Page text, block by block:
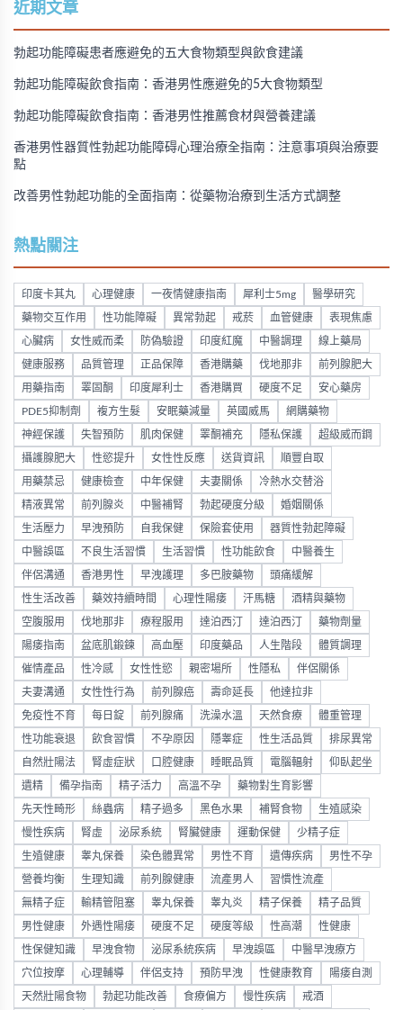
近期文章
勃起功能障礙患者應避免的五大食物類型與飲食建議
勃起功能障礙飲食指南：香港男性應避免的5大食物類型
勃起功能障礙飲食指南：香港男性推薦食材與營養建議
香港男性器質性勃起功能障碍心理治療全指南：注意事項與治療要
點
改善男性勃起功能的全面指南：從藥物治療到生活方式調整
熱點關注
印度卡其丸 心理健康 一夜情健康指南 犀利士5mg 醫學研究
藥物交互作用 性功能障礙 異常勃起 戒菸 血管健康 表現焦慮
心臟病 女性威而柔 防偽驗證 印度紅魔 中醫調理 線上藥局
健康服務 品質管理 正品保障 香港購藥 伐地那非 前列腺肥大
用藥指南 睪固酮 印度犀利士 香港購買 硬度不足 安心藥房
PDE5抑制劑 複方生髮 安眠藥減量 英國威馬 網購藥物
神經保護 失智預防 肌肉保健 睪酮補充 隱私保護 超級威而鋼
攝護腺肥大 性慾提升 女性性反應 送貨資訊 順豐自取
用藥禁忌 健康檢查 中年保健 夫妻關係 冷熱水交替浴
精液異常 前列腺炎 中醫補腎 勃起硬度分級 婚姻關係
生活壓力 早洩預防 自我保健 保險套使用 器質性勃起障礙
中醫誤區 不良生活習慣 生活習慣 性功能飲食 中醫養生
伴侶溝通 香港男性 早洩護理 多巴胺藥物 頭痛緩解
性生活改善 藥效持續時間 心理性陽痿 汗馬糖 酒精與藥物
空腹服用 伐地那非 療程服用 達泊西汀 達泊西汀 藥物劑量
陽痿指南 盆底肌鍛鍊 高血壓 印度藥品 人生階段 體質調理
催情產品 性冷感 女性性慾 親密場所 性隱私 伴侶關係
夫妻溝通 女性性行為 前列腺癌 壽命延長 他達拉非
免疫性不育 每日錠 前列腺痛 洗澡水溫 天然食療 體重管理
性功能衰退 飲食習慣 不孕原因 隱睾症 性生活品質 排尿異常
自然壯陽法 腎虛症狀 口腔健康 睡眠品質 電腦輻射 仰臥起坐
遺精 備孕指南 精子活力 高溫不孕 藥物對生育影響
先天性畸形 絲蟲病 精子過多 黑色水果 補腎食物 生殖感染
慢性疾病 腎虛 泌尿系統 腎臟健康 運動保健 少精子症
生殖健康 睾丸保養 染色體異常 男性不育 遺傳疾病 男性不孕
營養均衡 生理知識 前列腺健康 流產男人 習慣性流產
無精子症 輸精管阻塞 睾丸保養 睾丸炎 精子保養 精子品質
男性健康 外遇性陽痿 硬度不足 硬度等級 性高潮 性健康
性保健知識 早洩食物 泌尿系統疾病 早洩誤區 中醫早洩療方
穴位按摩 心理輔導 伴侶支持 預防早洩 性健康教育 陽痿自測
天然壯陽食物 勃起功能改善 食療偏方 慢性疾病 戒酒